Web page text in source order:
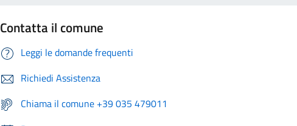
Contatta il comune
Leggi le domande frequenti
Richiedi Assistenza
Chiama il comune +39 035 479011